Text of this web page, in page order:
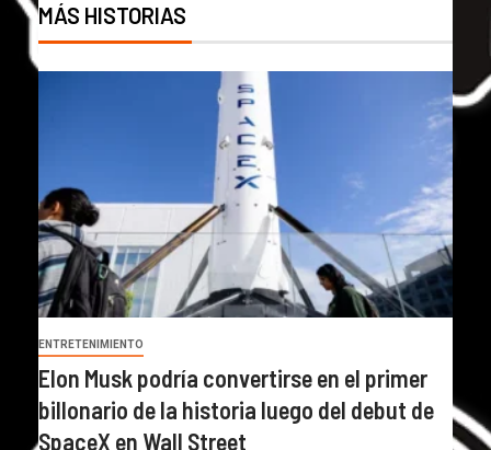
MÁS HISTORIAS
ENTRETENIMIENTO
Elon Musk podría convertirse en el primer
billonario de la historia luego del debut de
SpaceX en Wall Street